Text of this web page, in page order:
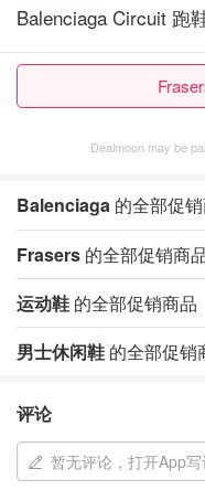
Balenciaga Circuit 跑
Dealmoon may be
Balenciaga 的全部促
Frasers 的全部促销商
运动鞋 的全部促销商品
男士休闲鞋 的全部促销
评论
暂无评论，打开App写